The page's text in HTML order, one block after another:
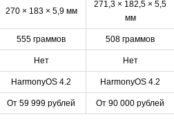
270 × 183 × 5,9 мм
271,3 × 182,5 × 5,5
мм
555 граммов 508 граммов
Нет Нет
HarmonyOS 4.2 HarmonyOS 4.2
От 59 999 рублей От 90 000 рублей